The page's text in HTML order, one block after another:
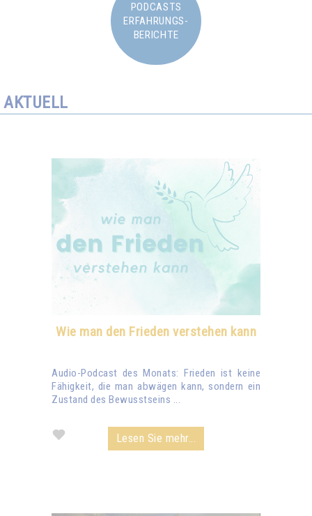
PODCASTS
ERFAHRUNGS-
BERICHTE
AKTUELL
Wie man den Frieden verstehen kann
Audio-Podcast des Monats: Frieden ist keine
Fähigkeit, die man abwägen kann, sondern ein
Zustand des Bewusstseins ...
Lesen Sie mehr...